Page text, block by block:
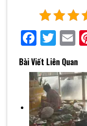
Bài Viết Liên Quan